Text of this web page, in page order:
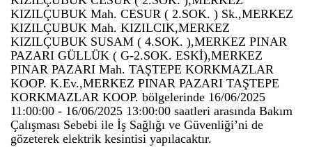
KIZILÇUBUK Mah. CESUR ( 2.SOK. ) Sk.,MERKEZ
KIZILÇUBUK Mah. KIZILCIK,MERKEZ
KIZILÇUBUK SUSAM ( 4.SOK. ),MERKEZ PINAR
PAZARI GÜLLÜK ( G-2.SOK. ESKİ),MERKEZ
PINAR PAZARI Mah. TAŞTEPE KORKMAZLAR
KOOP. K.Ev.,MERKEZ PINAR PAZARI TAŞTEPE
KORKMAZLAR KOOP. bölgelerinde 16/06/2025
11:00:00 - 16/06/2025 13:00:00 saatleri arasında Bakım
Çalışması Sebebi ile İş Sağlığı ve Güvenliği’ni de
gözeterek elektrik kesintisi yapılacaktır.